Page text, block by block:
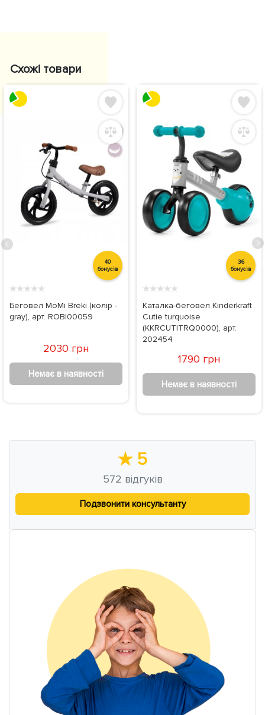
Схожі товари
40
бонусів
★★★★★
Беговел MoMi Breki (колір -
gray), арт. ROBI00059
2030 грн
Немає в наявності
36
бонусів
★★★★★
Каталка-беговел Kinderkraft
Cutie turquoise
(KKRCUTITRQ0000), арт.
202454
1790 грн
Немає в наявності
★ 5
572 відгуків
Подзвонити консультанту